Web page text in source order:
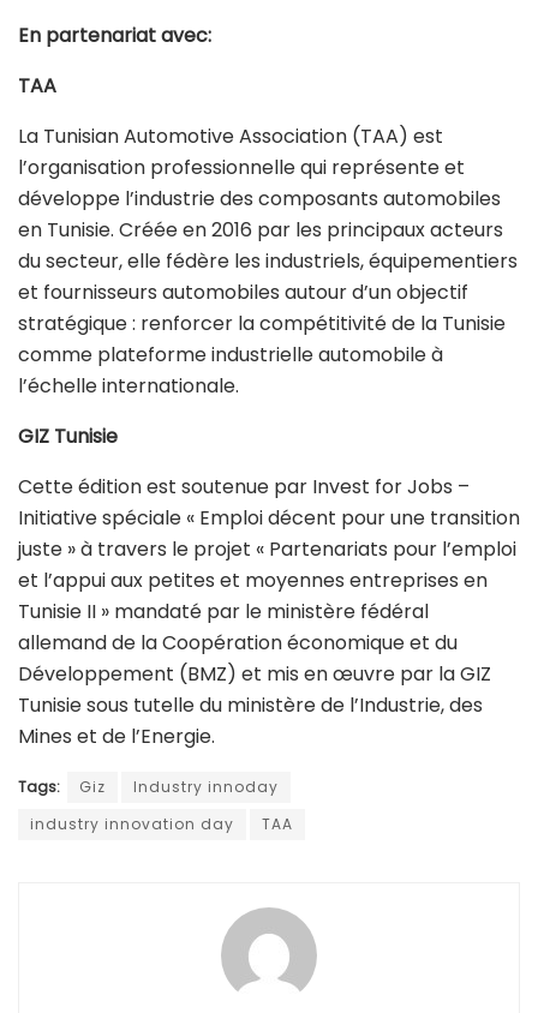
En partenariat avec:
TAA
La Tunisian Automotive Association (TAA) est
l’organisation professionnelle qui représente et
développe l’industrie des composants automobiles
en Tunisie. Créée en 2016 par les principaux acteurs
du secteur, elle fédère les industriels, équipementiers
et fournisseurs automobiles autour d’un objectif
stratégique : renforcer la compétitivité de la Tunisie
comme plateforme industrielle automobile à
l’échelle internationale.
GIZ Tunisie
Cette édition est soutenue par Invest for Jobs –
Initiative spéciale « Emploi décent pour une transition
juste » à travers le projet « Partenariats pour l’emploi
et l’appui aux petites et moyennes entreprises en
Tunisie II » mandaté par le ministère fédéral
allemand de la Coopération économique et du
Développement (BMZ) et mis en œuvre par la GIZ
Tunisie sous tutelle du ministère de l’Industrie, des
Mines et de l’Energie.
Tags: Giz
Industry innoday
industry innovation day
TAA